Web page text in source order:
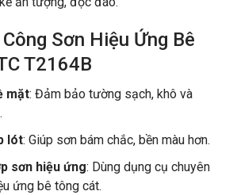
Sơn Hiệu Ứng Bê
T2164B
mặt: Đảm bảo tường sạch, khô và
lót: Giúp sơn bám chắc, bền màu hơn.
sơn hiệu ứng: Dùng dụng cụ chuyên
ứng bê tông cát.